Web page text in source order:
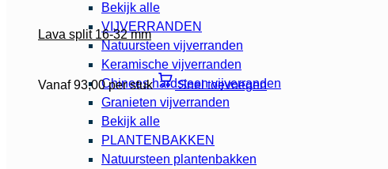
Bekijk alle
VIJVERRANDEN
Natuursteen vijverranden
Keramische vijverranden
Chinees hardsteen vijverranden
Granieten vijverranden
Bekijk alle
PLANTENBAKKEN
Natuursteen plantenbakken
Lava split 16-32 mm
Vanaf 93,00 per stuk Snel toevoegen